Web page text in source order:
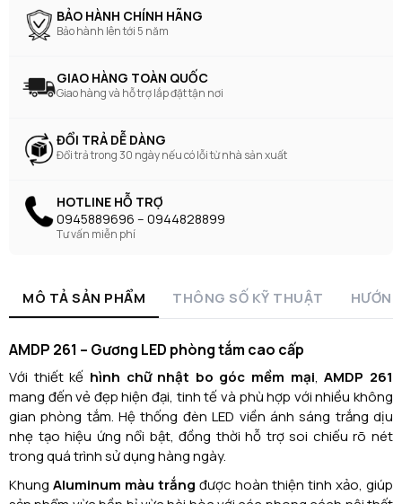
BẢO HÀNH CHÍNH HÃNG
Bảo hành lên tới 5 năm
GIAO HÀNG TOÀN QUỐC
Giao hàng và hỗ trợ lắp đặt tận nơi
ĐỔI TRẢ DỄ DÀNG
Đổi trả trong 30 ngày nếu có lỗi từ nhà sản xuất
HOTLINE HỖ TRỢ
0945889696 -- 0944828899
Tư vấn miễn phí
MÔ TẢ SẢN PHẨM THÔNG SỐ KỸ THUẬT
AMDP 261 – Gương LED phòng tắm cao cấp
Với thiết kế hình chữ nhật bo góc mềm mại,AMDP 261
mang đến vẻ đẹp hiện đại, tinh tế và phù hợp với nhiều không
gian phòng tắm. Hệ thống đèn LED viền ánh sáng trắng dịu
nhẹ tạo hiệu ứng nổi bật, đồng thời hỗ trợ soi chiếu rõ nét
trong quá trình sử dụng hàng ngày.
Khung Aluminum màu trắng được hoàn thiện tinh xảo, giúp